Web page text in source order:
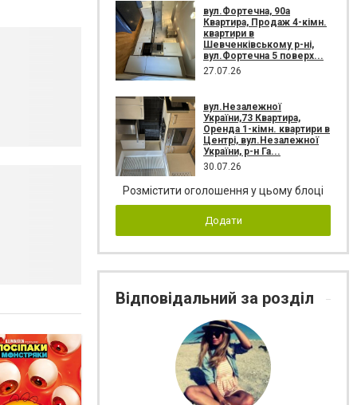
вул.Фортечна, 90а
Квартира, Продаж 4-кімн.
квартири в
Шевченківському р-ні,
вул.Фортечна 5 поверх...
27.07.26
вул.Незалежної
України,73 Квартира,
Оренда 1-кімн. квартири в
Центрі, вул.Незалежної
України, р-н Га...
30.07.26
Розмістити оголошення у цьому блоці
Додати
Відповідальний за розділ